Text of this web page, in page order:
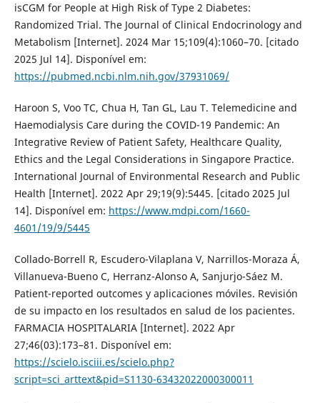
isCGM for People at High Risk of Type 2 Diabetes:
Randomized Trial. The Journal of Clinical Endocrinology and
Metabolism [Internet]. 2024 Mar 15;109(4):1060–70. [citado
2025 Jul 14]. Disponível em:
https://pubmed.ncbi.nlm.nih.gov/37931069/
Haroon S, Voo TC, Chua H, Tan GL, Lau T. Telemedicine and
Haemodialysis Care during the COVID-19 Pandemic: An
Integrative Review of Patient Safety, Healthcare Quality,
Ethics and the Legal Considerations in Singapore Practice.
International Journal of Environmental Research and Public
Health [Internet]. 2022 Apr 29;19(9):5445. [citado 2025 Jul
14]. Disponível em: https://www.mdpi.com/1660-
4601/19/9/5445
Collado-Borrell R, Escudero-Vilaplana V, Narrillos-Moraza Á,
Villanueva-Bueno C, Herranz-Alonso A, Sanjurjo-Sáez M.
Patient-reported outcomes y aplicaciones móviles. Revisión
de su impacto en los resultados en salud de los pacientes.
FARMACIA HOSPITALARIA [Internet]. 2022 Apr
27;46(03):173–81. Disponível em:
https://scielo.isciii.es/scielo.php?
script=sci_arttext&pid=S1130-63432022000300011